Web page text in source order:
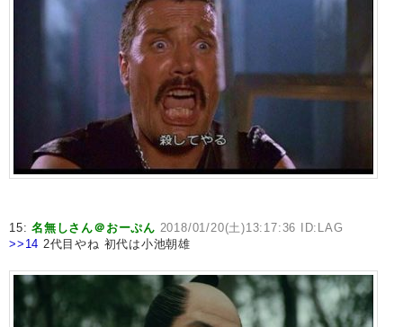
15:名無しさん＠おーぷん 2018/01/20(土)13:17:36 ID:LAG
>>14 2代目やね 初代は小池朝雄